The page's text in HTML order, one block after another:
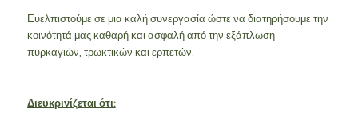
Ευελπιστούμε σε μια καλή συνεργασία ώστε να διατηρήσουμε την
κοινότητά μας καθαρή και ασφαλή από την εξάπλωση
πυρκαγιών, τρωκτικών και ερπετών.
Διευκρινίζεται ότι: